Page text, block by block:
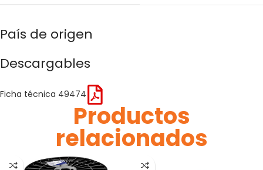
País de origen
Descargables
Ficha técnica 49474
Productos
relacionados